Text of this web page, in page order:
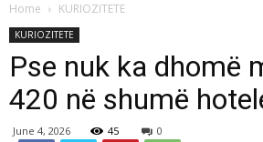
Home KURIOZITETE
KURIOZITETE
Pse nuk ka dhomë
420 në shumë
June 4, 2026 45 0